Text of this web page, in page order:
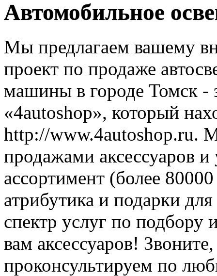
Автомобильное
Мы предлагаем вашему
проект по продаже
машины в городе Томск -
«4autoshop», который
http://www.4autoshop.ru.
продажами аксессуаров
ассортимент (более
атрибутика и подарки
спектр услуг по
вам аксессуаров!
проконсультируем по